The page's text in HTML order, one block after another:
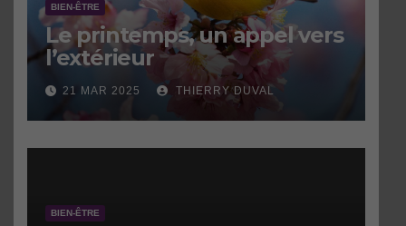
BIEN-ÊTRE
Le printemps, un appel vers
l’extérieur
21 MAR 2025 THIERRY DUVAL
BIEN-ÊTRE